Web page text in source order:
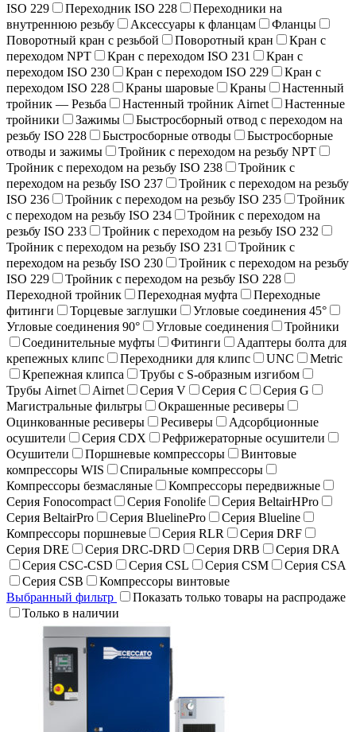
ISO 229
Переходник ISO 228
Переходники на
внутреннюю резьбу
Аксессуары к фланцам
Фланцы
Поворотный кран c резьбой
Поворотный кран
Кран с
переходом NPT
Кран с переходом ISO 231
Кран с
переходом ISO 230
Кран с переходом ISO 229
Кран с
переходом ISO 228
Краны шаровые Краны
Настенный
тройник — Резьба
Настенный тройник Airnet
Настенные
тройники
Зажимы
Быстросборный отвод с переходом на
резьбу ISO 228
Быстросборные отводы
Быстросборные
отводы и зажимы
Тройник с переходом на резьбу NPT
Тройник с переходом на резьбу ISO 238
Тройник с
переходом на резьбу ISO 237
Тройник с переходом на резьбу
ISO 236
Тройник с переходом на резьбу ISO 235
Тройник
с переходом на резьбу ISO 234
Тройник с переходом на
резьбу ISO 233
Тройник с переходом на резьбу ISO 232
Тройник с переходом на резьбу ISO 231
Тройник с
переходом на резьбу ISO 230
Тройник с переходом на резьбу
ISO 229
Тройник с переходом на резьбу ISO 228
Переходной тройник
Переходная муфта
Переходные
фитинги
Торцевые заглушки
Угловые соединения 45°
Угловые соединения 90°
Угловые соединения
Тройники
Соединительные муфты
Фитинги
Адаптеры болта для
крепежных клипс
Переходники для клипс UNC
Metric
Крепежная клипса
Трубы с S-образным изгибом
Трубы Airnet
Airnet Серия V Серия C
Серия G
Магистральные фильтры
Окрашенные ресиверы
Оцинкованные ресиверы
Ресиверы
Адсорбционные
осушители
Серия CDX
Рефрижераторные осушители
Осушители
Поршневые компрессоры
Винтовые
компрессоры WIS
Спиральные компрессоры
Компрессоры безмасляные
Компрессоры передвижные
Серия Fonocompact
Серия Fonolife
Серия BeltairHPro
Серия BeltairPro
Серия BluelinePro
Серия Blueline
Компрессоры поршневые
Серия RLR
Серия DRF
Серия DRE
Серия DRC-DRD Серия DRB
Серия DRA
Серия CSC-CSD
Серия CSL Серия CSM
Серия CSA
Серия CSB
Компрессоры винтовые
Выбранный фильтр
Показать только товары на распродаже
Только в наличии